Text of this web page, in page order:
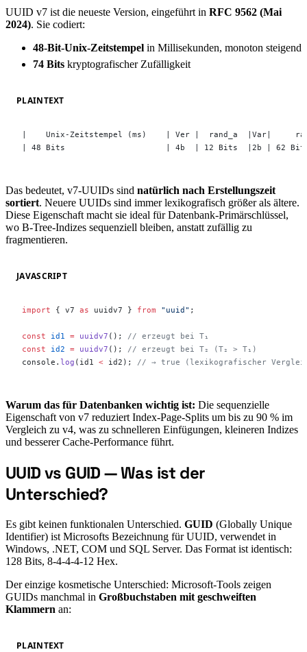
UUID v7 ist die neueste Version, eingeführt in RFC 9562 (Mai
2024). Sie codiert:
48-Bit-Unix-Zeitstempel in Millisekunden, monoton steigend
74 Bits kryptografischer Zufälligkeit
PLAINTEXT
|    Unix-Zeitstempel (ms)    | Ver |  rand_a  |Var|
| 48 Bits                     | 4b  | 12 Bits  |2b | 62
Das bedeutet, v7-UUIDs sind natürlich nach Erstellungszeit
sortiert. Neuere UUIDs sind immer lexikografisch größer als ältere.
Diese Eigenschaft macht sie ideal für Datenbank-Primärschlüssel,
wo B-Tree-Indizes sequenziell bleiben, anstatt zufällig zu
fragmentieren.
JAVASCRIPT
import { v7 as uuidv7 } from "uuid" ;
const id1 = uuidv7 (); // erzeugt bei T₁
const id2 = uuidv7 (); // erzeugt bei T₂ (T₂ > T₁)
console. log (id1 < id2); // → true (lexikografischer
Warum das für Datenbanken wichtig ist: Die sequenzielle
Eigenschaft von v7 reduziert Index-Page-Splits um bis zu 90 % im
Vergleich zu v4, was zu schnelleren Einfügungen, kleineren Indizes
und besserer Cache-Performance führt.
#
UUID vs GUID — Was ist der
Unterschied?
Es gibt keinen funktionalen Unterschied. GUID (Globally Unique
Identifier) ist Microsofts Bezeichnung für UUID, verwendet in
Windows, .NET, COM und SQL Server. Das Format ist identisch:
128 Bits, 8-4-4-4-12 Hex.
Der einzige kosmetische Unterschied: Microsoft-Tools zeigen
GUIDs manchmal in Großbuchstaben mit geschweiften
Klammern an:
PLAINTEXT